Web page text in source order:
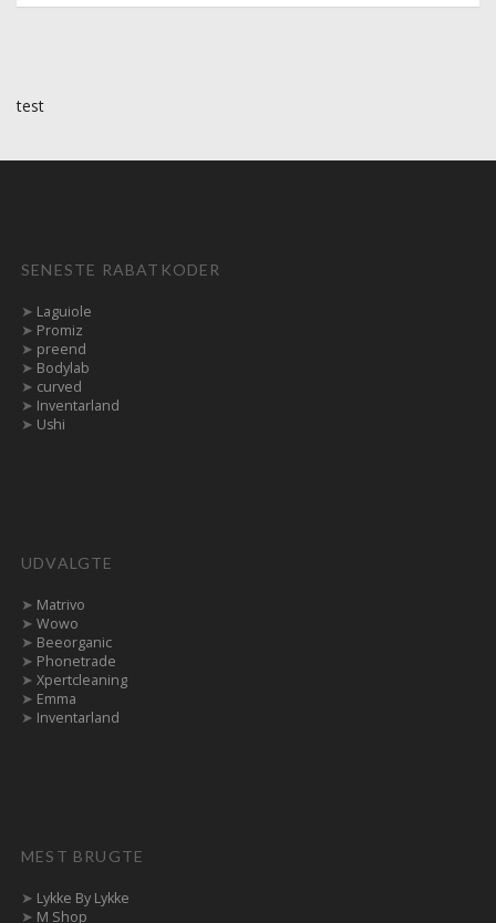
test
SENESTE RABATKODER
➤ Laguiole
➤ Promiz
➤ preend
➤ Bodylab
➤ curved
➤ Inventarland
➤ Ushi
UDVALGTE
➤ Matrivo
➤ Wowo
➤ Beeorganic
➤ Phonetrade
➤ Xpertcleaning
➤ Emma
➤ Inventarland
MEST BRUGTE
➤ Lykke By Lykke
➤ M Shop